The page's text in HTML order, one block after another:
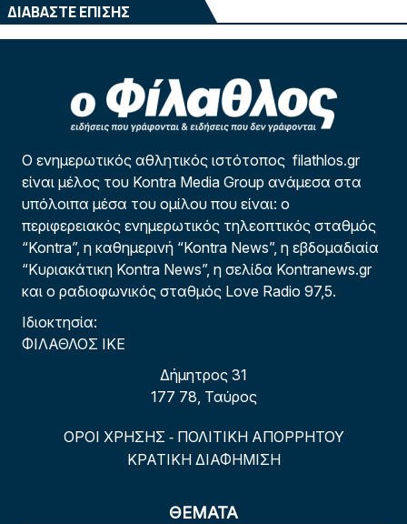
ΔΙΑΒΑΣΤΕ ΕΠΙΣΗΣ
Ο ενημερωτικός αθλητικός ιστότοπος filathlos.gr
είναι μέλος του Kontra Media Group ανάμεσα στα
υπόλοιπα μέσα του ομίλου που είναι: ο
περιφερειακός ενημερωτικός τηλεοπτικός σταθμός
“Kontra”, η καθημερινή “Kontra News”, η εβδομαδιαία
“Κυριακάτικη Kontra News”, η σελίδα Kontranews.gr
και ο ραδιοφωνικός σταθμός Love Radio 97,5.
Ιδιοκτησία:
ΦΙΛΑΘΛΟΣ ΙΚΕ
Δήμητρος 31
177 78, Ταύρος
ΟΡΟΙ ΧΡΗΣΗΣ - ΠΟΛΙΤΙΚΗ ΑΠΟΡΡΗΤΟΥ
ΚΡΑΤΙΚΗ ΔΙΑΦΗΜΙΣΗ
ΘΕΜΑΤΑ